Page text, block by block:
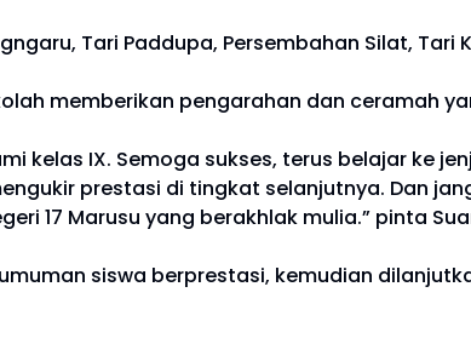
Tari Paddupa, Persembahan Silat, Tari
memberikan pengarahan dan ceramah
kelas IX. Semoga sukses, terus belajar ke
prestasi di tingkat selanjutnya.
17 Marusu yang berakhlak mulia.” pinta
siswa berprestasi, kemudian